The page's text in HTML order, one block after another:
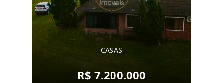
CASAS
R$ 7.200.000